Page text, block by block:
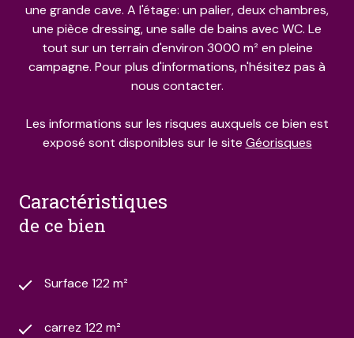
une grande cave. A l'étage: un palier, deux chambres,
une pièce dressing, une salle de bains avec WC. Le
tout sur un terrain d'environ 3000 m² en pleine
campagne. Pour plus d'informations, n'hésitez pas à
nous contacter.
Les informations sur les risques auxquels ce bien est
exposé sont disponibles sur le site Géorisques
caractéristiques
de ce bien
Surface 122 m²
carrez 122 m²